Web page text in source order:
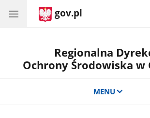
gov.pl
Regionalna
Ochrony Środowiska w
MENU